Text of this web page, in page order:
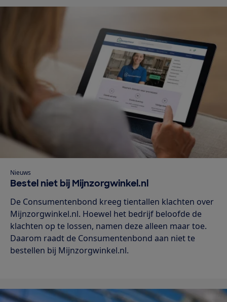
Nieuws
Bestel niet bij Mijnzorgwinkel.nl
De Consumentenbond kreeg tientallen klachten over
Mijnzorgwinkel.nl. Hoewel het bedrijf beloofde de
klachten op te lossen, namen deze alleen maar toe.
Daarom raadt de Consumentenbond aan niet te
bestellen bij Mijnzorgwinkel.nl.